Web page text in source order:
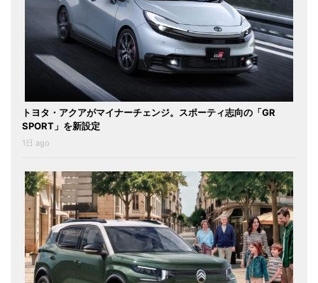
トヨタ・アクアがマイナーチェンジ。スポーティ志向の「GR
SPORT」を新設定
1日 ago